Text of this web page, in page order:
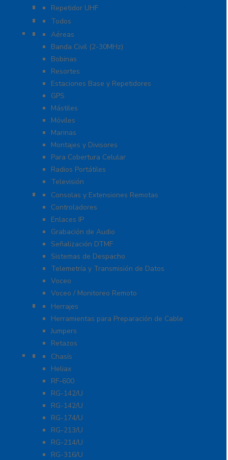
Repetidores para Radiocomunicación
Repetidor UHF
Radio Sobre Celular PoC
Todos
Antenas
Aéreas
Banda Civil (2-30MHz)
Bobinas
Resortes
Estaciones Base y Repetidores
GPS
Mástiles
Móviles
Marinas
Montajes y Divisores
Para Cobertura Celular
Radios Portátiles
Televisión
Aplicaciones y Soluciones
Consolas y Extensiones Remotas
Controladores
Enlaces IP
Grabación de Audio
Señalización DTMF
Sistemas de Despacho
Telemetría y Transmisión de Datos
Voceo
Voceo / Monitoreo Remoto
Cables
Herrajes
Herramientas para Preparación de Cable
Jumpers
Retazos
Conectores
Chasís
Heliax
RF-600
RG-142/U
RG-142/U
RG-174/U
RG-213/U
RG-214/U
RG-316/U